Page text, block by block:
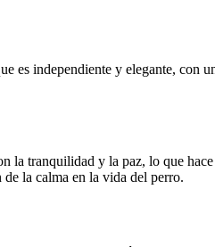
es independiente y elegante, con
la tranquilidad y la paz, lo que
la calma en la vida del perro.